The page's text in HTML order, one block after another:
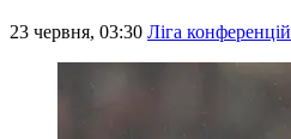
23 червня, 03:30 Ліга конференцій